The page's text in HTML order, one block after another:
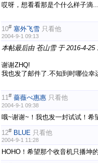
哎呀，想看看那是个什么样子滴
10# 塞外飞雪 只看他
2004-9-1 09:13
本帖最后由 苍山雪 于 2016-4-25
谢谢ZHQ!
我也发了邮件了.不知到时哪位幸
11# 薔薇ぺ惠惠 只看他
2004-9-1 09:38
哦~谢谢~！我也发一封试试！希
12# BLUE 只看他
2004-9-1 11:28
HOHO！希望那个收音机只播坤